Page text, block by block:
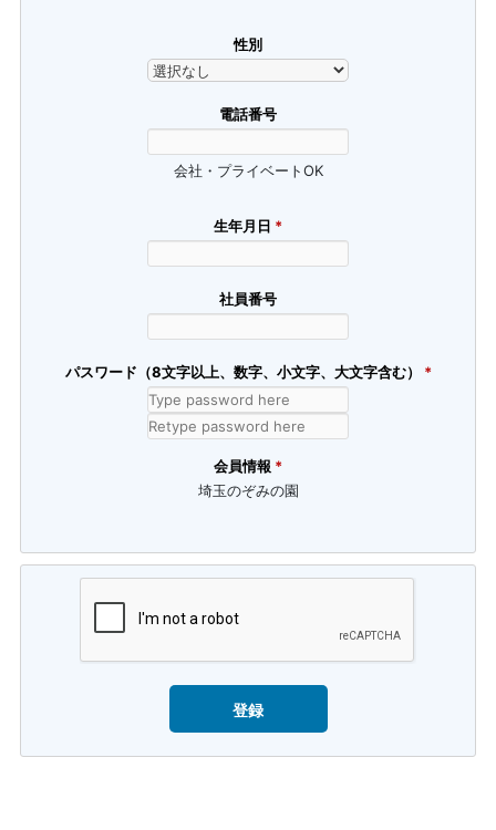
性別
電話番号
会社・プライベートOK
生年月日 *
社員番号
パスワード（8文字以上、数字、小文字、大文字含む） *
会員情報 *
埼玉のぞみの園